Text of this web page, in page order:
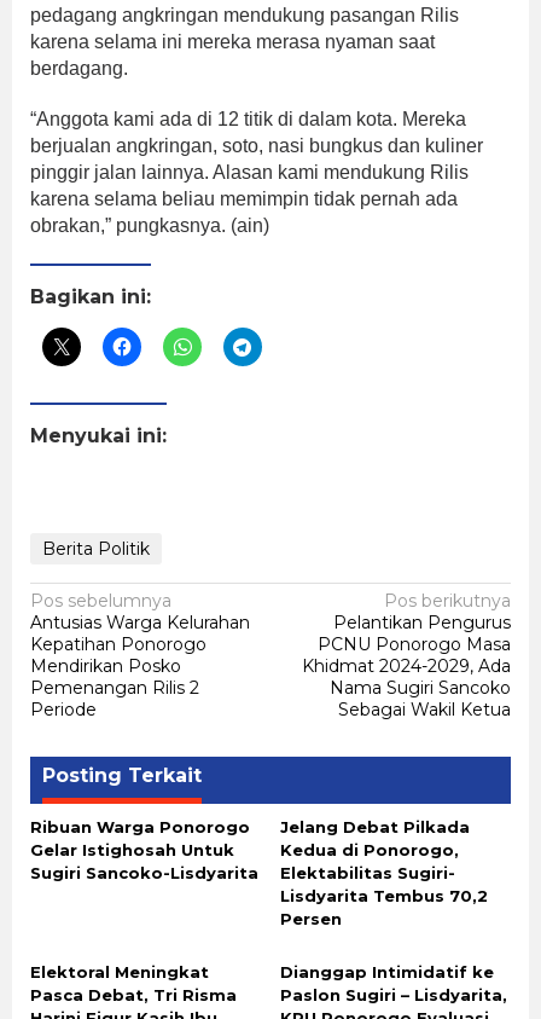
pedagang angkringan mendukung pasangan Rilis
karena selama ini mereka merasa nyaman saat
berdagang.
“Anggota kami ada di 12 titik di dalam kota. Mereka
berjualan angkringan, soto, nasi bungkus dan kuliner
pinggir jalan lainnya. Alasan kami mendukung Rilis
karena selama beliau memimpin tidak pernah ada
obrakan,” pungkasnya. (ain)
Bagikan ini:
Menyukai ini:
Berita Politik
Navigasi
pos
Pos sebelumnya
Antusias Warga Kelurahan
Kepatihan Ponorogo
Mendirikan Posko
Pemenangan Rilis 2
Periode
Pos berikutnya
Pelantikan Pengurus
PCNU Ponorogo Masa
Khidmat 2024-2029, Ada
Nama Sugiri Sancoko
Sebagai Wakil Ketua
Posting Terkait
Ribuan Warga Ponorogo
Gelar Istighosah Untuk
Sugiri Sancoko-Lisdyarita
Jelang Debat Pilkada
Kedua di Ponorogo,
Elektabilitas Sugiri-
Lisdyarita Tembus 70,2
Persen
Elektoral Meningkat
Pasca Debat, Tri Risma
Dianggap Intimidatif ke
Paslon Sugiri – Lisdyarita,